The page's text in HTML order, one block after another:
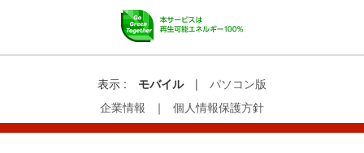
表示 : モバイル |
パソコン版
企業情報
｜ 個人情報保護方針